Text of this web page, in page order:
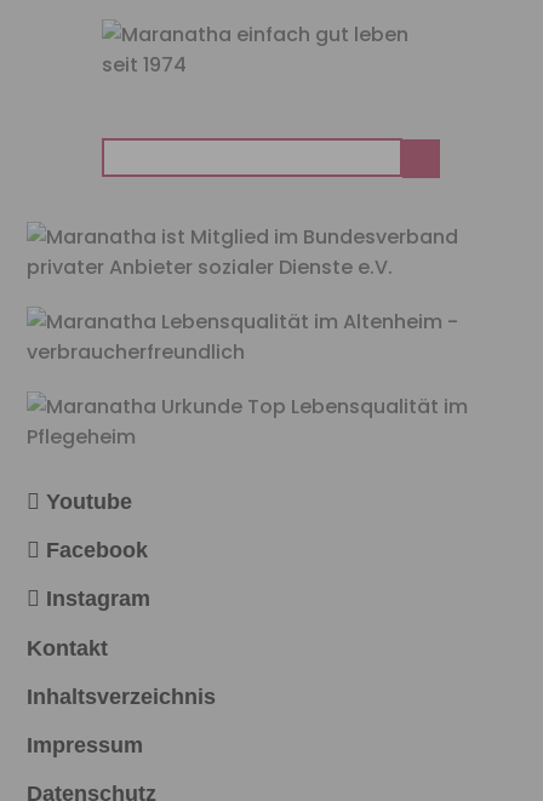
nach:
Youtube
Facebook
Instagram
Kontakt
Inhaltsverzeichnis
Impressum
Datenschutz